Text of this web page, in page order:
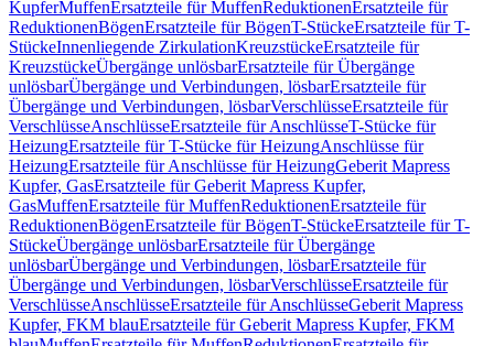
KupferMuffenErsatzteile für MuffenReduktionenErsatzteile für
ReduktionenBögenErsatzteile für BögenT-StückeErsatzteile für T-
StückeInnenliegende ZirkulationKreuzstückeErsatzteile für
KreuzstückeÜbergänge unlösbarErsatzteile für Übergänge
unlösbarÜbergänge und Verbindungen, lösbarErsatzteile für
Übergänge und Verbindungen, lösbarVerschlüsseErsatzteile für
VerschlüsseAnschlüsseErsatzteile für AnschlüsseT-Stücke für
HeizungErsatzteile für T-Stücke für HeizungAnschlüsse für
HeizungErsatzteile für Anschlüsse für HeizungGeberit Mapress
Kupfer, GasErsatzteile für Geberit Mapress Kupfer,
GasMuffenErsatzteile für MuffenReduktionenErsatzteile für
ReduktionenBögenErsatzteile für BögenT-StückeErsatzteile für T-
StückeÜbergänge unlösbarErsatzteile für Übergänge
unlösbarÜbergänge und Verbindungen, lösbarErsatzteile für
Übergänge und Verbindungen, lösbarVerschlüsseErsatzteile für
VerschlüsseAnschlüsseErsatzteile für AnschlüsseGeberit Mapress
Kupfer, FKM blauErsatzteile für Geberit Mapress Kupfer, FKM